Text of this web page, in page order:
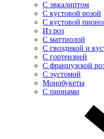
С эвкалиптом
С кустовой розой
С кустовой
Из роз
С маттиолой
С гвоздикой и
С гортензией
С французской
С эустомой
Монобукеты
С пионами